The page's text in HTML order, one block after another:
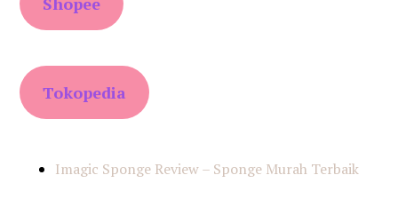
Tokopedia
Imagic Sponge Review – Sponge Murah Terbaik